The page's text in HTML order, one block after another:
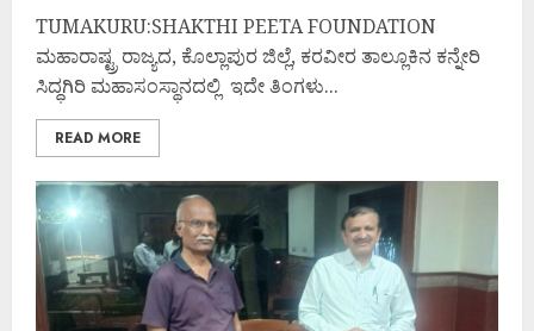
TUMAKURU:SHAKTHI PEETA FOUNDATION
ಮಹಾರಾಷ್ಟ್ರ ರಾಜ್ಯದ, ಕೊಲ್ಲಾಪುರ ಜಿಲ್ಲೆ, ಕರವೀರ ತಾಲ್ಲೂಕಿನ ಕನ್ನೇರಿ
ಸಿದ್ಧಗಿರಿ ಮಹಾಸಂಸ್ಥಾನದಲ್ಲಿ ಇದೇ ತಿಂಗಳು...
READ MORE